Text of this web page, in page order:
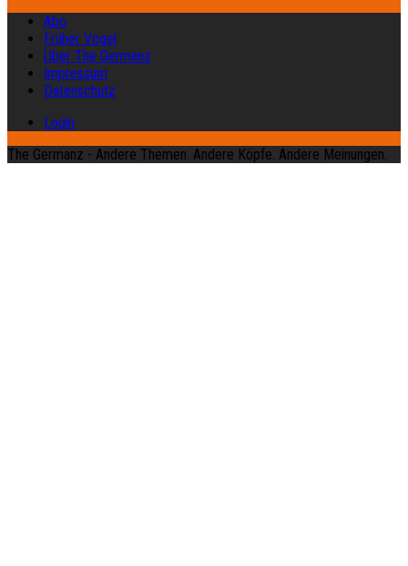
Abo
Früher Vogel
Über The Germanz
Impressum
Datenschutz
Login
The Germanz - Andere Themen. Andere Köpfe. Andere Meinungen.